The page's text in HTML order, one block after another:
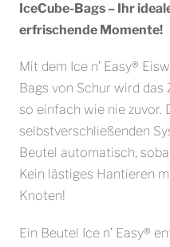
IceCube-Bags – Ihr
erfrischende Momente!
Mit dem Ice n’ Easy®
Bags von Schur wird
so einfach wie nie zuvor.
selbstverschließenden
Beutel automatisch,
Kein lästiges Hantieren
Knoten!
Ein Beutel Ice n’ Easy®